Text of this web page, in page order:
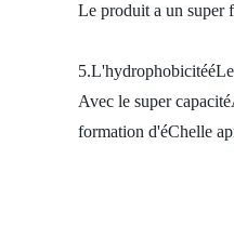
Le produit a un super
Avec le super
formation d'éChelle